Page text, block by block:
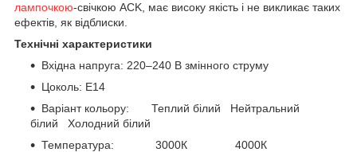
лампочкою-свічкою ACK, має високу якість і не викликає таких
ефектів, як відблиски.
Технічні характеристики
Вхідна напруга: 220–240 В змінного струму
Цоколь: Е14
Варіант кольору: Теплий білий Нейтральний
білий Холодний білий
Температура: 3000К 4000К